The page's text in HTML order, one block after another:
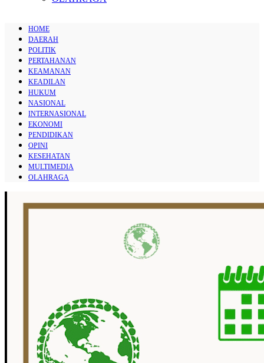
HOME
DAERAH
POLITIK
PERTAHANAN
KEAMANAN
KEADILAN
HUKUM
NASIONAL
INTERNASIONAL
EKONOMI
PENDIDIKAN
OPINI
KESEHATAN
MULTIMEDIA
OLAHRAGA